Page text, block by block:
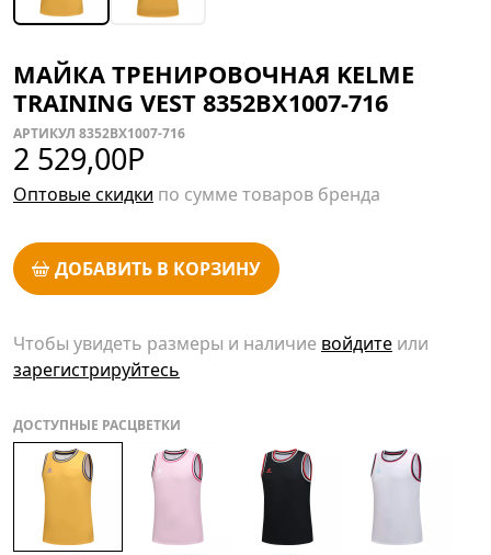
МАЙКА ТРЕНИРОВОЧНАЯ KELME
TRAINING VEST 8352BX1007-716
АРТИКУЛ 8352BX1007-716
2 529,00Р
Оптовые скидки по сумме товаров бренда
ДОБАВИТЬ В КОРЗИНУ
Чтобы увидеть размеры и наличие войдите или
зарегистрируйтесь
ДОСТУПНЫЕ РАСЦВЕТКИ